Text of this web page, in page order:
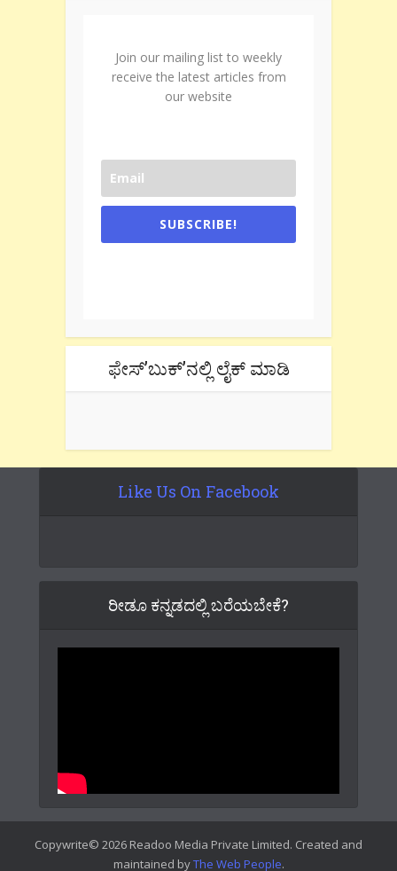
Join our mailing list to weekly
receive the latest articles from
our website
SUBSCRIBE!
ಫೇಸ್’ಬುಕ್’ನಲ್ಲಿ ಲೈಕ್ ಮಾಡಿ
Like Us On Facebook
ರೀಡೂ ಕನ್ನಡದಲ್ಲಿ ಬರೆಯಬೇಕೆ?
Copywrite© 2026 Readoo Media Private Limited. Created and
maintained byThe Web People.